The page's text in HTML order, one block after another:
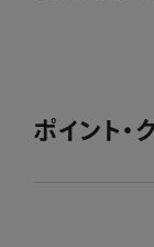
ポイント・